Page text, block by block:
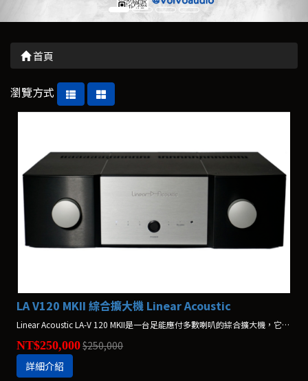
首頁
瀏覽方式
LA V120 MKII 綜合擴大機 Linear Acoustic
Linear Acoustic LA-V 120 MKII是一台足能應付多數喇叭的綜合擴大機，它在驅動喇叭時從容自得且控制力佳，足以勝任各種音樂播放。
NT$250,000$250,000
詳細介紹